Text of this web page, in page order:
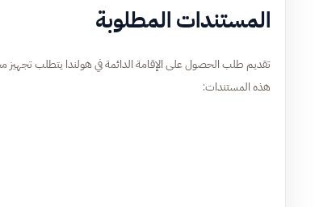
المستندات المطلوبة
تقديم طلب الحصول على الإقامة الدائمة في هولندا يتطلب
هذه المستندات: